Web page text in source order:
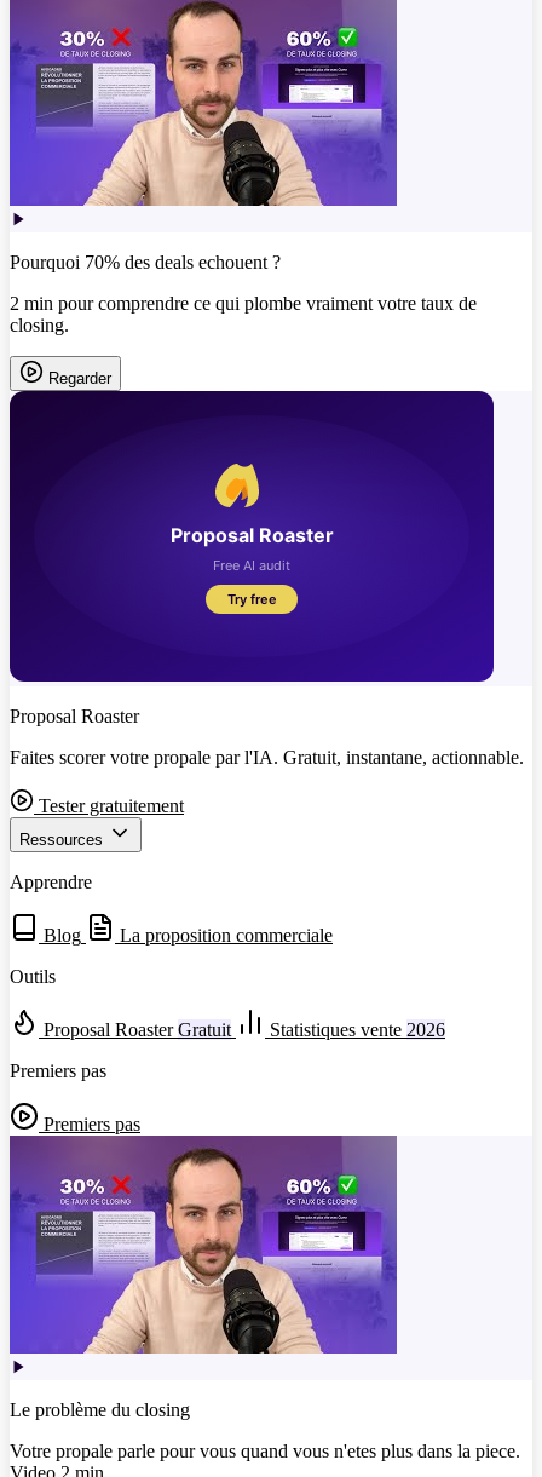
Pourquoi 70% des deals echouent ?
2 min pour comprendre ce qui plombe vraiment votre taux de
closing.
Regarder
Proposal Roaster
Faites scorer votre propale par l'IA. Gratuit, instantane, actionnable.
Tester gratuitement
Ressources
Apprendre
Blog
La proposition commerciale
Outils
Proposal Roaster Gratuit Statistiques vente 2026
Premiers pas
Premiers pas
Le problème du closing
Votre propale parle pour vous quand vous n'etes plus dans la piece.
Video 2 min.